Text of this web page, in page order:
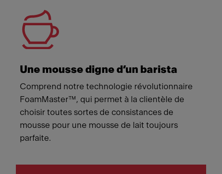
Une mousse digne d’un barista
Comprend notre technologie révolutionnaire
FoamMaster™, qui permet à la clientèle de
choisir toutes sortes de consistances de
mousse pour une mousse de lait toujours
parfaite.